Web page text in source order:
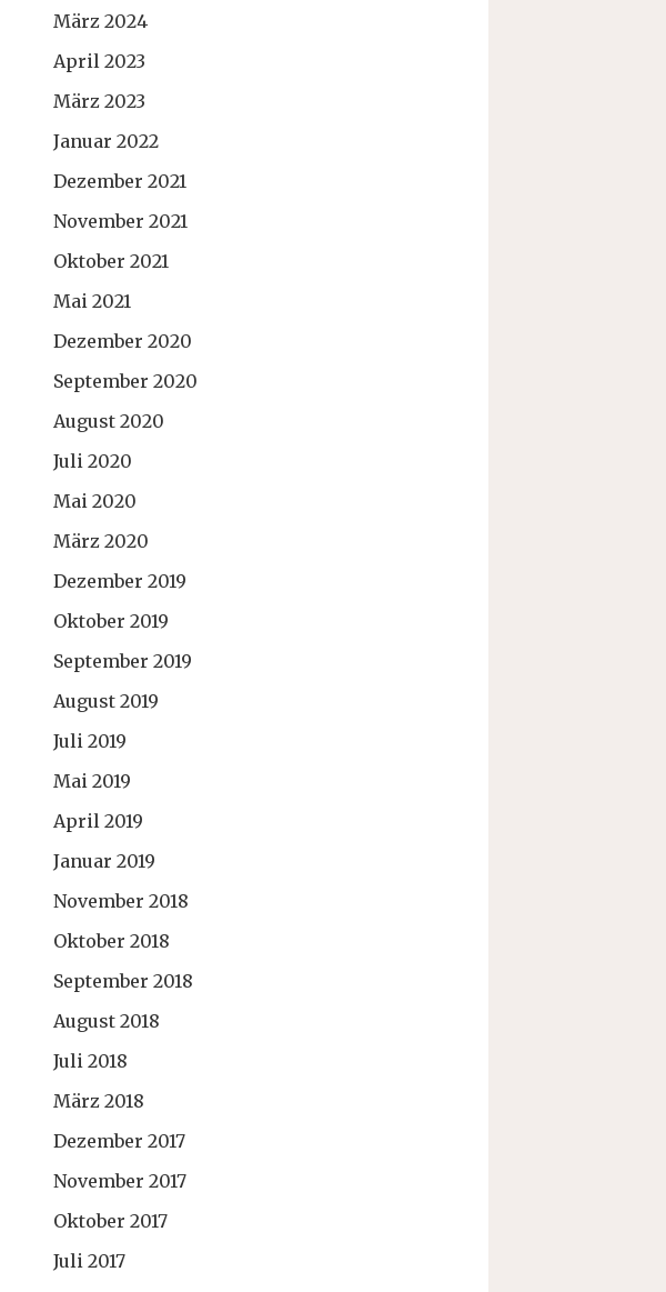
März 2024
April 2023
März 2023
Januar 2022
Dezember 2021
November 2021
Oktober 2021
Mai 2021
Dezember 2020
September 2020
August 2020
Juli 2020
Mai 2020
März 2020
Dezember 2019
Oktober 2019
September 2019
August 2019
Juli 2019
Mai 2019
April 2019
Januar 2019
November 2018
Oktober 2018
September 2018
August 2018
Juli 2018
März 2018
Dezember 2017
November 2017
Oktober 2017
Juli 2017